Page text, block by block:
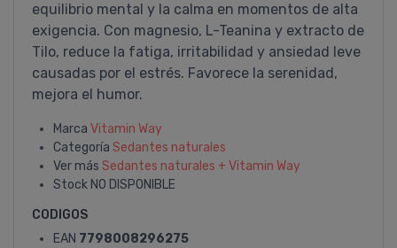
equilibrio mental y la calma en momentos de alta
exigencia. Con magnesio, L-Teanina y extracto de
Tilo, reduce la fatiga, irritabilidad y ansiedad leve
causadas por el estrés. Favorece la serenidad,
mejora el humor.
Marca Vitamin Way
Categoría Sedantes naturales
Ver más Sedantes naturales + Vitamin Way
Stock NO DISPONIBLE
CODIGOS
EAN 7798008296275